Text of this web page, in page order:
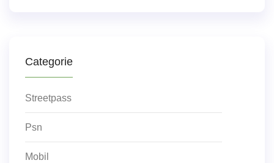
Categorie
Streetpass
Psn
Mobil